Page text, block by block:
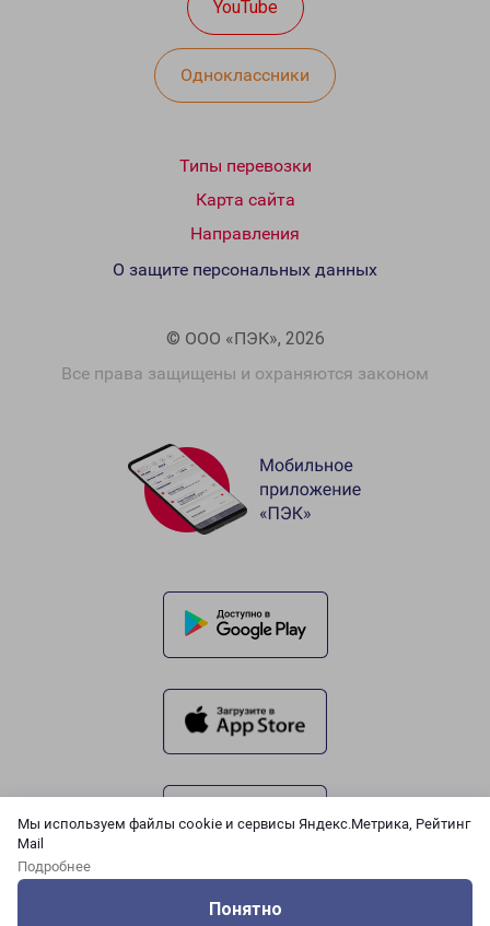
Мы используем файлы cookie и сервисы Яндекс.Метрика, Рейтинг
Mail
Подробнее
Понятно
YouTube
Одноклассники
Типы перевозки
Карта сайта
Направления
© ООО «ПЭК», 2026
Все права защищены и охраняются законом
О защите персональных данных